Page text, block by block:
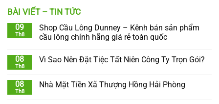
BÀI VIẾT – TIN TỨC
09
Th8
Shop Cầu Lông Dunney – Kênh bán sản phẩm
cầu lông chính hãng giá rẻ toàn quốc
08
Th8
Vì Sao Nên Đặt Tiệc Tất Niên Công Ty Trọn Gói?
08
Th8
Nhà Mặt Tiền Xã Thượng Hồng Hải Phòng